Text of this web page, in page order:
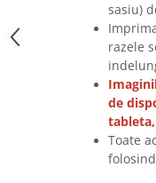
Tricouri cadou 20 ani
Tricouri cadou 30 ani
Tricouri cadou 40 ani
Tricouri cadou 50 ani
Tricouri cadou 60 ani
Tricouri motociclisti
Tricouri motociclisti
sasiu)
razele
de
Toate